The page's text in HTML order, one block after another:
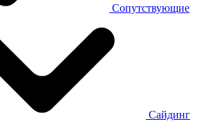
Сопутствующие
Сайдинг